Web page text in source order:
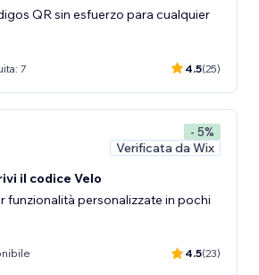
QR sin esfuerzo para cualquier
7 4.5(25)
- 5%
Verificata da Wix
il codice Velo
funzionalità personalizzate in pochi
4.5(23)